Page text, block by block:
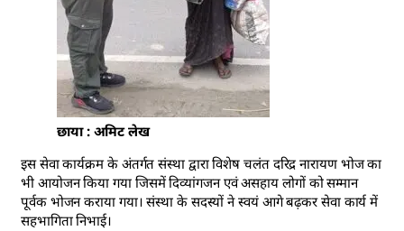
छाया : अमिट लेख
इस सेवा कार्यक्रम के अंतर्गत संस्था द्वारा विशेष चलंत दरिद्र नारायण भोज का
भी आयोजन किया गया जिसमें दिव्यांगजन एवं असहाय लोगों को सम्मान
पूर्वक भोजन कराया गया। संस्था के सदस्यों ने स्वयं आगे बढ़कर सेवा कार्य में
सहभागिता निभाई।